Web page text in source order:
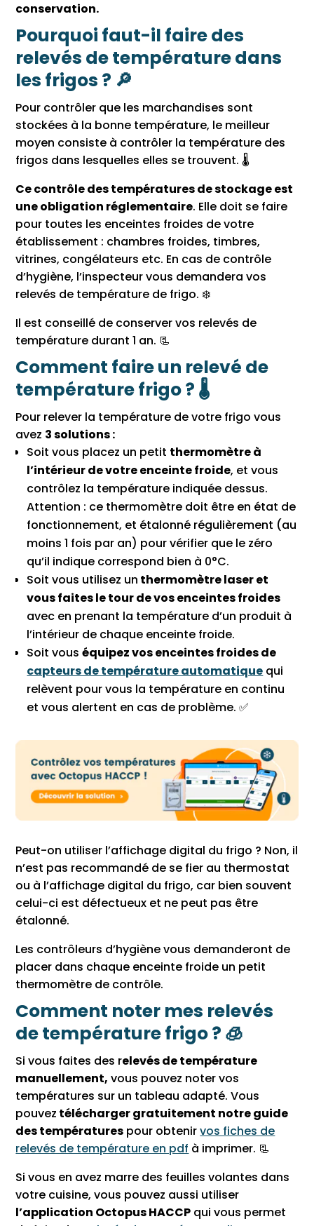
conservation.
Pourquoi faut-il faire des
relevés de température dans
les frigos ? 🔎
Pour contrôler que les marchandises sont
stockées à la bonne température, le meilleur
moyen consiste à contrôler la température des
frigos dans lesquelles elles se trouvent. 🌡
Ce contrôle des températures de stockage est
une obligation réglementaire. Elle doit se faire
pour toutes les enceintes froides de votre
établissement : chambres froides, timbres,
vitrines, congélateurs etc. En cas de contrôle
d’hygiène, l’inspecteur vous demandera vos
relevés de température de frigo. ❄️
Il est conseillé de conserver vos relevés de
température durant 1 an. 📃
Comment faire un relevé de
température frigo ? 🌡
Pour relever la température de votre frigo vous
avez 3 solutions :
Soit vous placez un petit thermomètre à
l’intérieur de votre enceinte froide, et vous
contrôlez la température indiquée dessus.
Attention : ce thermomètre doit être en état de
fonctionnement, et étalonné régulièrement (au
moins 1 fois par an) pour vérifier que le zéro
qu’il indique correspond bien à 0°C.
Soit vous utilisez un thermomètre laser et
vous faites le tour de vos enceintes froides
avec en prenant la température d’un produit à
l’intérieur de chaque enceinte froide.
Soit vouséquipez vos enceintes froides de
capteurs de température automatique qui
relèvent pour vous la température en continu
et vous alertent en cas de problème. ✅
Peut-on utiliser l’affichage digital du frigo ? Non, il
n’est pas recommandé de se fier au thermostat
ou à l’affichage digital du frigo, car bien souvent
celui-ci est défectueux et ne peut pas être
étalonné.
Les contrôleurs d’hygiène vous demanderont de
placer dans chaque enceinte froide un petit
thermomètre de contrôle.
Comment noter mes relevés
de température frigo ? 🧊
Si vous faites des relevés de température
manuellement, vous pouvez noter vos
températures sur un tableau adapté. Vous
pouvez télécharger gratuitement notre guide
des températures pour obtenirvos fiches de
relevés de température en pdf à imprimer. 📃
Si vous en avez marre des feuilles volantes dans
votre cuisine, vous pouvez aussi utiliser
l’application Octopus HACCP qui vous permet